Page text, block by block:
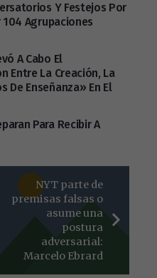
Y Festejos Por
Agrupaciones
A Cabo El
Entre La Creación, La
De Enseñanza» En El
Para Recibir A
NYT parte de
premisas falsas o
asume una
postura
adversarial:
Marcelo Ebrard